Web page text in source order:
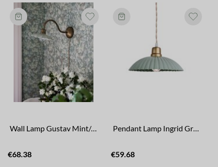
Wall Lamp Gustav Mint/Antique Brass
€68.38
Pendant Lamp Ingrid Green Large
€59.68